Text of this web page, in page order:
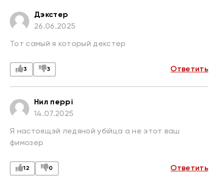
Дэкстер
26.06.2025
Тот самый я который декстер
3 3 Ответить
Нил перрі
14.07.2025
Я настоящэй ледяной убійца а не этот ваш
фимозер
12 0 Ответить